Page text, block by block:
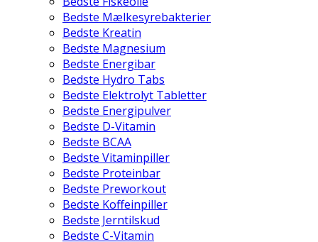
Bedste Mælkesyrebakterier
Bedste Kreatin
Bedste Magnesium
Bedste Energibar
Bedste Hydro Tabs
Bedste Elektrolyt Tabletter
Bedste Energipulver
Bedste D-Vitamin
Bedste BCAA
Bedste Vitaminpiller
Bedste Proteinbar
Bedste Preworkout
Bedste Koffeinpiller
Bedste Jerntilskud
Bedste C-Vitamin